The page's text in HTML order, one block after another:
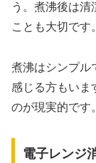
う。煮沸後は
ことも大切です。
煮沸はシンプル
感じる方もいま
のが現実的です。
電子レンジ